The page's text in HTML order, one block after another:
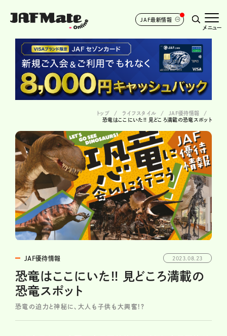
JAF最新情報
メニュー
トップ ライフスタイル
JAF優待情報
恐竜はここにいた!! 見どころ満載の恐竜スポット
JAF優待情報 2023.08.23
恐竜はここにいた!! 見どころ満載の
恐竜スポット
恐竜の迫力と神秘に、大人も子供も大興奮!?